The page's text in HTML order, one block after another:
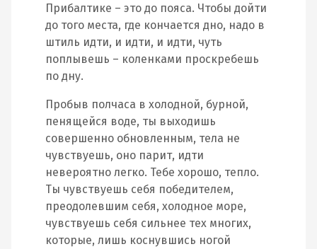
Прибалтике – это до пояса. Чтобы дойти
до того места, где кончается дно, надо в
штиль идти, и идти, и идти, чуть
поплывешь – коленками проскребешь
по дну.
Пробыв полчаса в холодной, бурной,
пенящейся воде, ты выходишь
совершенно обновленным, тела не
чувствуешь, оно парит, идти
невероятно легко. Тебе хорошо, тепло.
Ты чувствуешь себя победителем,
преодолевшим себя, холодное море,
чувствуешь себя сильнее тех многих,
которые, лишь коснувшись ногой